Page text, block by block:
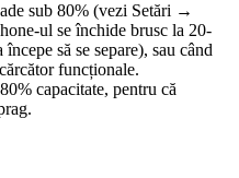
sub 80% (vezi Setări →
ul se închide brusc la 20-
să se separe), sau când
funcționale.
capacitate, pentru că